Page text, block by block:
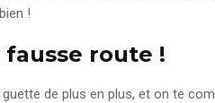
!
route !
de plus en plus, et on te